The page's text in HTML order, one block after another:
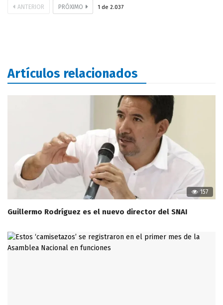
ANTERIOR PRÓXIMO 1 de 2.037
Artículos relacionados
157
Guillermo Rodríguez es el nuevo director del SNAI